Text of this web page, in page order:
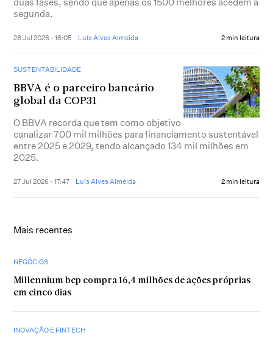
segunda.
28 Jul 2026 - 16:05 Luís Alves Almeida 2 min leitura
SUSTENTABILIDADE
BBVA é o parceiro bancário
global da COP31
O BBVA recorda que tem como objetivo
canalizar 700 mil milhões para financiamento sustentável
entre 2025 e 2029, tendo alcançado 134 mil milhões em
2025.
27 Jul 2026 - 17:47 Luís Alves Almeida 2 min leitura
Mais recentes
NEGÓCIOS
Millennium bcp compra 16,4 milhões de ações próprias
em cinco dias
INOVAÇÃO E FINTECH